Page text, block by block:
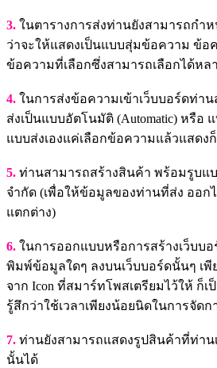
3. ในตารางการส่งท่านยังสามารถกำ
ว่าจะให้แสดงเป็นแบบสุ่มข้อความ ข้อ
ข้อความที่เลือกซึ่งสามารถเลือกได้หล
4. ในการส่งข้อความเข้าเว็บบอร์ดท่า
ส่งเป็นแบบอัตโนมัติ (Automatic) หรือ แ
แบบส่งเองแค่เลือกข้อความแล้วแสดง
5. ท่านสามารถสร้างสินค้า พร้อมรูบแ
จำกัด (เพื่อให้ข้อมูลของท่านที่ส่ง ออก
แตกต่าง)
6. ในการออกแบบหรือการสร้างเว็บบ
พิมพ์ข้อมูลใดๆ ลงบนเว็บบอร์ดนั้นๆ เพี
จาก Icon ที่สมาร์ทโพสเตรียมไว้ให้ ก็เ
รู้สึกว่าใช้เวลาเพียงน้อยนิดในการจัดก
7. ท่านยังสามารถแสดงรูปสินค้าที่ท่าน
นั้นได้